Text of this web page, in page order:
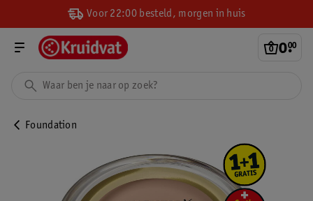
Voor 22:00 besteld, morgen in huis
0.
00
Foundation